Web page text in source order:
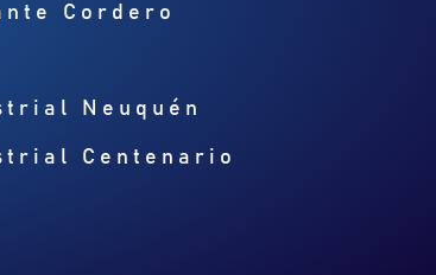
Cordero
Neuquén
Centenario